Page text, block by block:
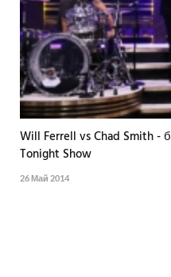
Will Ferrell vs Chad Smith -
Tonight Show
26 Май 2014